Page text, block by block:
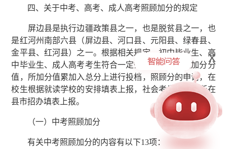
四、关于中考、高考、成人高考照顾加分的规定
屏边县是执行边疆政策县之一，也是脱贫县之一，也
是红河州南部六县（屏边县、河口县、元阳县、绿春县、
金平县、红河县）之一。根据相关规定，初中毕业生、高
中毕业生、成人高考考生符合一定条件可享有一定加分分
值，所加分值累加入总分上进行投档，照顾分的申请，在
校生根据就读学校的安排填表上报，社会考生到户籍所在
县市招办填表上报。
（一）中考照顾加分
有关中考照顾加分的内容有以下13项：
x